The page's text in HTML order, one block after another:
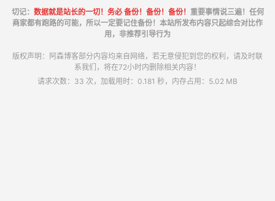
切记： 数据就是站长的一切！务必 备份！备份！备份！ 重要事情说三遍！任何
商家都有跑路的可能，所以一定要记住备份！本站所发布内容只起综合对比作
用，非推荐引导行为
版权声明：阿森博客部分内容均来自网络，若无意侵犯到您的权利，请及时联
系我们，将在72小时内删除相关内容！
请求次数：33 次，加载用时：0.181 秒，内存占用：5.02 MB